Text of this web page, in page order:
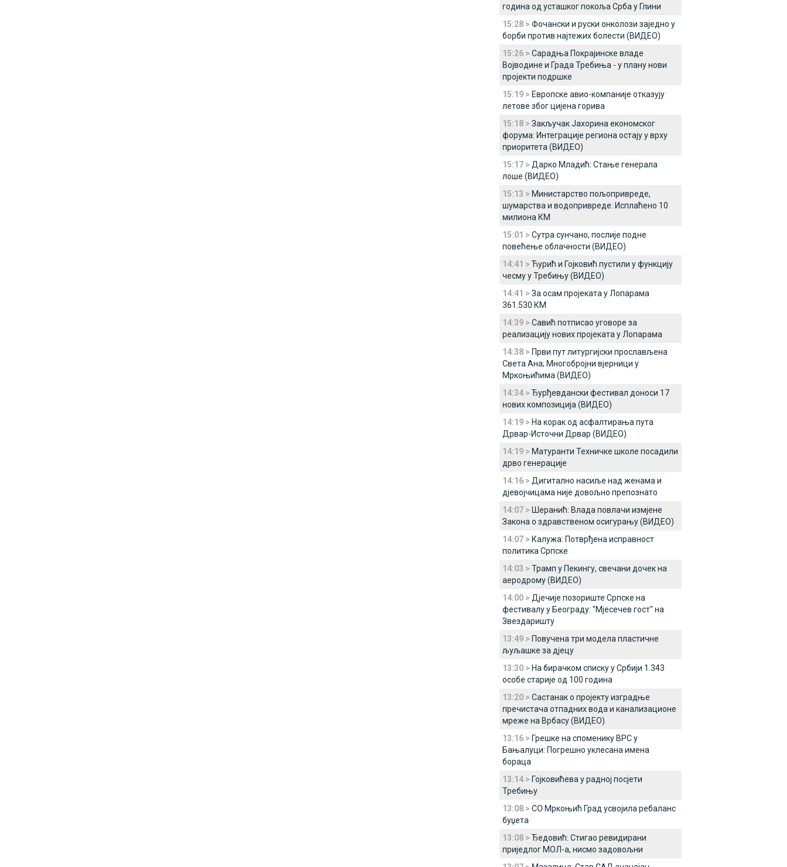
година од усташког покоља Срба у Глини
15:28 > Фочански и руски онколози заједно у
борби против најтежих болести (ВИДЕО)
15:26 > Сарадња Покрајинске владе
Војводине и Града Требиња - у плану нови
пројекти подршке
15:19 > Европске авио-компаније отказују
летове због цијена горива
15:18 > Закључак Јахорина економског
форума: Интеграције региона остају у врху
приоритета (ВИДЕО)
15:17 > Дарко Младић: Стање генерала
лоше (ВИДЕО)
15:13 > Министарство пољопривреде,
шумарства и водопривреде: Исплаћено 10
милиона КМ
15:01 > Сутра сунчано, послије подне
повећење облачности (ВИДЕО)
14:41 > Ћурић и Гојковић пустили у функцију
чесму у Требињу (ВИДЕО)
14:41 > За осам пројеката у Лопарама
361.530 КМ
14:39 > Савић потписао уговоре за
реализацију нових пројеката у Лопарама
14:38 > Први пут литургијски прослављена
Света Ана; Многобројни вјерници у
Мркоњићима (ВИДЕО)
14:34 > Ђурђевдански фестивал доноси 17
нових композиција (ВИДЕО)
14:19 > На корак од асфалтирања пута
Дрвар-Источни Дрвар (ВИДЕО)
14:19 > Матуранти Техничке школе посадили
дрво генерације
14:16 > Дигитално насиље над женама и
дјевојчицама није довољно препознато
14:07 > Шеранић: Влада повлачи измјене
Закона о здравственом осигурању (ВИДЕО)
14:07 > Калужа: Потврђена исправност
политика Српске
14:03 > Трамп у Пекингу, свечани дочек на
аеродрому (ВИДЕО)
14:00 > Дјечије позориште Српске на
фестивалу у Београду: "Мјесечев гост" на
Звездаришту
13:49 > Повучена три модела пластичне
љуљашке за дјецу
13:30 > На бирачком списку у Србији 1.343
особе старије од 100 година
13:20 > Састанак о пројекту изградње
пречистача отпадних вода и канализационе
мреже на Врбасу (ВИДЕО)
13:16 > Грешке на споменику ВРС у
Бањалуци: Погрешно уклесана имена
бораца
13:14 > Гојковићева у радној посјети
Требињу
13:08 > СО Мркоњић Град усвојила ребаланс
буџета
13:08 > Ђедовић: Стигао ревидирани
приједлог МОЛ-а, нисмо задовољни